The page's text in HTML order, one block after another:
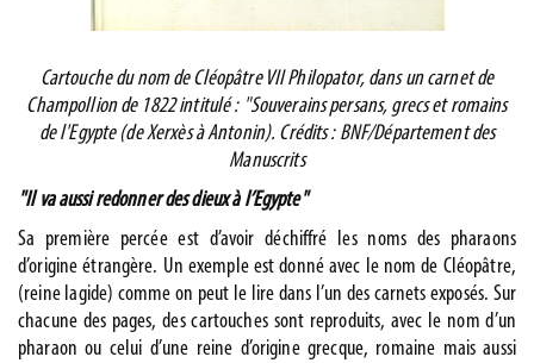
Cartouche du nom de Cléopâtre VII Philopator, dans un carnet de
Champollion de 1822 intitulé : "Souverains persans, grecs et romains
de l'Egypte (de Xerxès à Antonin). Crédits : BNF/Département des
Manuscrits
"Il va aussi redonner des dieux à l’Egypte"
Sa première percée est d’avoir déchiffré les noms des pharaons
d’origine étrangère. Un exemple est donné avec le nom de Cléopâtre,
(reine lagide) comme on peut le lire dans l’un des carnets exposés. Sur
chacune des pages, des cartouches sont reproduits, avec le nom d’un
pharaon ou celui d’une reine d’origine grecque, romaine mais aussi